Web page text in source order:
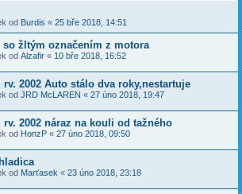
od Burdis « 25 bře 2018, 14:51
so žltým označením z motora
od Alzafir « 10 bře 2018, 16:52
2002 Auto stálo dva roky,nestartuje
od JRD McLAREN « 27 úno 2018, 19:47
2002 náraz na kouli od tažného
od HonzP « 27 úno 2018, 09:50
od Marťasek « 23 úno 2018, 23:18